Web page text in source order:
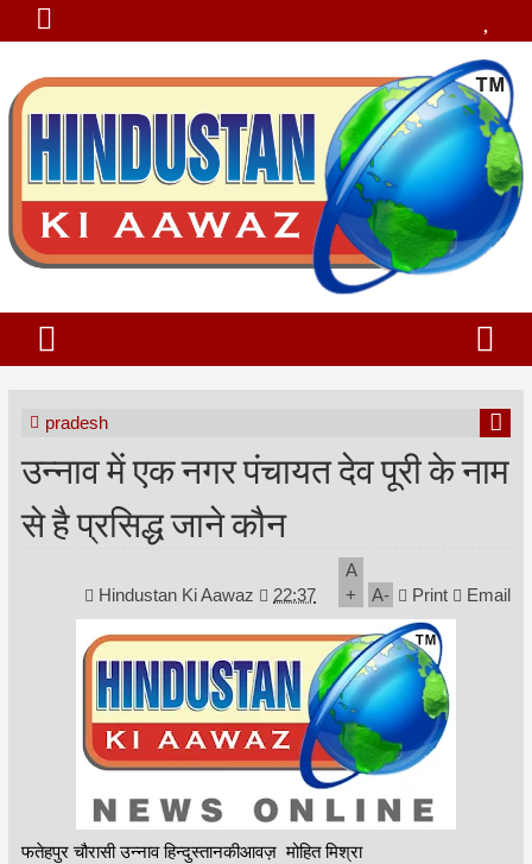
pradesh
उन्नाव में एक नगर पंचायत देव पूरी के नाम
से है प्रसिद्ध जाने कौन
Hindustan Ki Aawaz 22:37
A
+
A- Print Email
फतेहपुर चौरासी उन्नाव हिन्दुस्तानकीआवज़ मोहित मिश्रा